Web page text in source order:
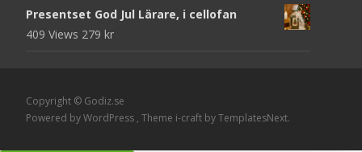
Presentset God Jul Lärare, i cellofan
409 Views 279 kr
Copyright © Godiz.se
Powered by WordPress , Theme i-craft by TemplatesNext.